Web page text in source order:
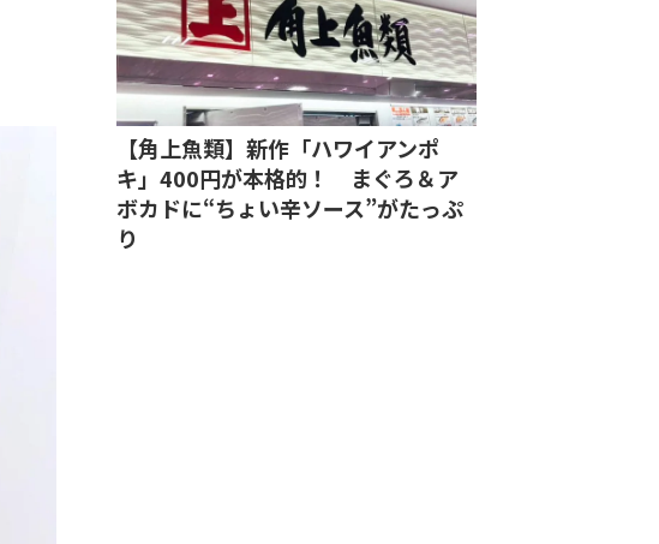
【角上魚類】新作「ハワイアンポ
キ」400円が本格的！ まぐろ＆ア
ボカドに“ちょい辛ソース”がたっぷ
り